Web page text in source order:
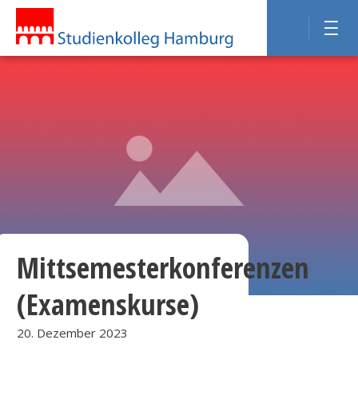
Mittsemesterkonferenzen
(Examenskurse)
20. Dezember 2023